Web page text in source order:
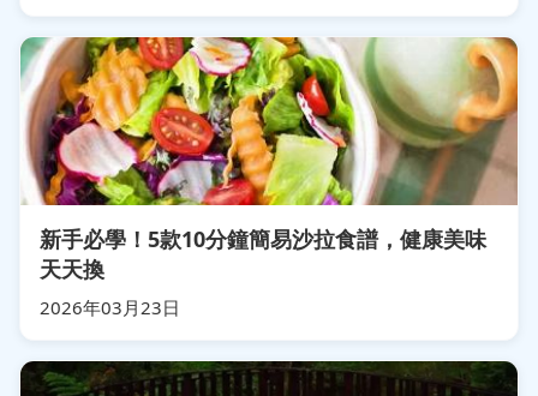
新手必學！5款10分鐘簡易沙拉食譜，健康美味
天天換
2026年03月23日